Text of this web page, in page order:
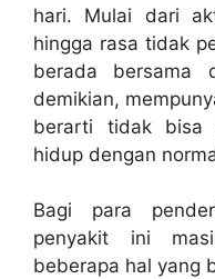
hari. Mulai dari
hingga rasa tidak
berada bersama
demikian,
berarti tidak bisa
hidup dengan
Bagi para
penyakit ini
beberapa hal yang